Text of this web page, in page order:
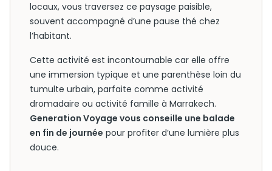
locaux, vous traversez ce paysage paisible,
souvent accompagné d’une pause thé chez
l’habitant.
Cette activité est incontournable car elle offre
une immersion typique et une parenthèse loin du
tumulte urbain, parfaite comme activité
dromadaire ou activité famille à Marrakech.
Generation Voyage vous conseille une balade
en fin de journée pour profiter d’une lumière plus
douce.